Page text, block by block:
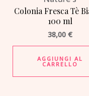
Colonia Fresca Tè
100 ml
38,00 €
AGGIUNGI AL
CARRELLO